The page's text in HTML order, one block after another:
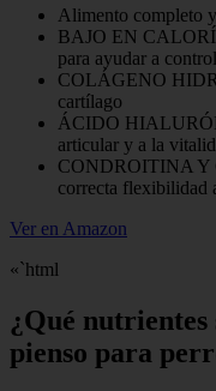
Alimento completo
BAJO EN
para ayudar a
COLÁGENO
cartílago
ÁCIDO
articular y a la
CONDROITINA Y
correcta flexibilidad
Ver en Amazon
«`html
¿Qué nutrientes
pienso para